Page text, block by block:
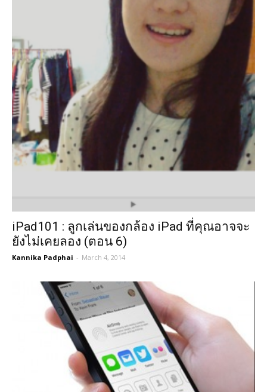
iPad101 : ลูกเล่นของกล้อง iPad ที่คุณอาจจะ
ยังไม่เคยลอง (ตอน 6)
Kannika Padphai - March 4, 2014